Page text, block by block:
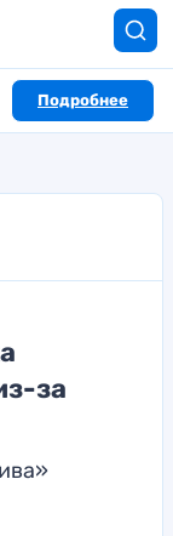
Подробнее
за